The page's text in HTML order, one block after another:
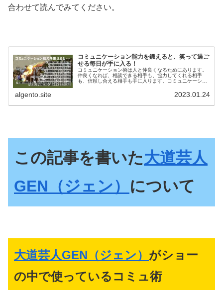
合わせて読んでみてください。
コミュニケーション能力を鍛えると、笑って過ご
せる毎日が手に入る！
コミュニケーション術は人と仲良くなるためにあります。
仲良くなれば、相談できる相手も、協力してくれる相手
も、信頼し合える相手も手に入ります。コミュニケーショ
algento.site 2023.01.24
この記事を書いた大道芸人
GEN（ジェン） について
大道芸人GEN（ジェン） がショー
の中で使っているコミュ術